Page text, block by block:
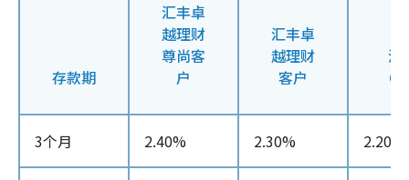
存款期
汇丰卓
越理财
尊尚客
户
汇丰卓
越理财
客户
汇
3个月 2.40% 2.30% 2.20%